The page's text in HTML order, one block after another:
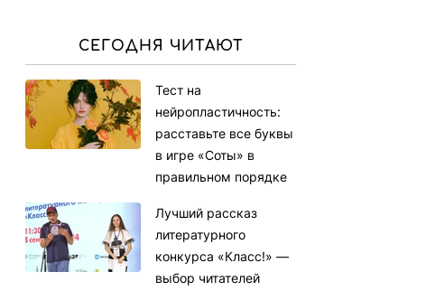
СЕГОДНЯ ЧИТАЮТ
Тест на
нейропластичность:
расставьте все буквы
в игре «Соты» в
правильном порядке
Лучший рассказ
литературного
конкурса «Класс!» —
выбор читателей